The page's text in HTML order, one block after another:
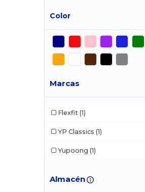
Color
Marcas
Flexfit (1)
YP Classics (1)
Yupoong (1)
Almacén